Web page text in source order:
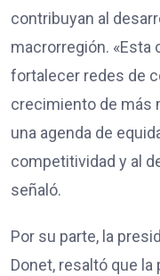
contribuyan al
macrorregión. «Esta
fortalecer redes de
crecimiento de más
una agenda de
competitividad y al
señaló.
Por su parte, la
Donet, resaltó que